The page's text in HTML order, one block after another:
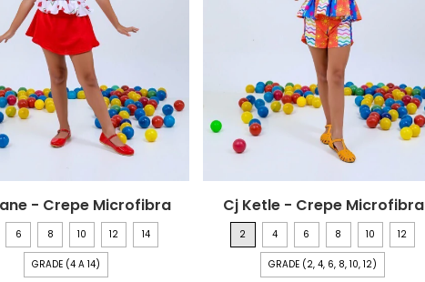
- Crepe Microfibra
6 8 10 12 14
GRADE (4 A 14)
Cj Ketle - Crepe Microfibra
2 4 6 8 10 12
GRADE (2, 4, 6, 8, 10, 12)